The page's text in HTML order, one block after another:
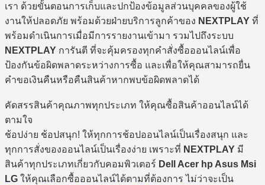
เรา ด้วยขั้นตอนการเก็บและปกป้องข้อมูลส่วนบุคคลของผู้ใช้
งานให้ปลอดภัย พร้อมด้วยฝ่ายบริการลูกค้าของ NEXTPLAY ที่
พร้อมดำเนินการเมื่อมีการรายงานเข้ามา รวมไปถึงระบบ
NEXTPLAY การันตี ที่จะคุ้มครองทุกคำสั่งซื้อออนไลน์เพื่อ
ป้องกันข้อผิดพลาดระหว่างการซื้อ และเพื่อให้คุณสามารถยื่น
คำขอเงินคืนหรือคืนสินค้าหากพบข้อผิดพลาดได้
คัดสรรสินค้าคุณภาพทุกประเภท ให้คุณซื้อสินค้าออนไลน์ได้
ตามใจ
ช้อปง่าย ช้อปสนุก! ให้ทุกการช้อปออนไลน์เป็นเรื่องสนุก และ
ทุกการสั่งของออนไลน์เป็นเรื่องง่าย เพราะที่ NEXTPLAY มี
สินค้าทุกประเภทเกี่ยวกับคอมพิวเตอร์ Dell Acer hp Asus Msi
LG ให้คุณเลือกซื้อออนไลน์ได้ตามที่ต้องการ ไม่ว่าจะเป็น